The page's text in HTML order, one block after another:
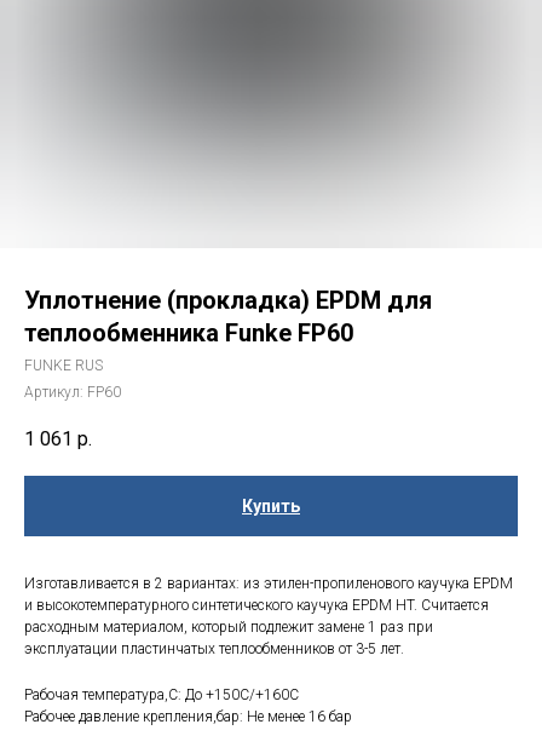
Уплотнение (прокладка) EPDM для
теплообменника Funke FP60
FUNKE RUS
Артикул: FP60
1 061 р.
Купить
Изготавливается в 2 вариантах: из этилен-пропиленового каучука EPDM
и высокотемпературного синтетического каучука EPDM HT. Считается
расходным материалом, который подлежит замене 1 раз при
эксплуатации пластинчатых теплообменников от 3-5 лет.
Рабочая температура,С: До +150С/+160С
Рабочее давление крепления,бар: Не менее 16 бар